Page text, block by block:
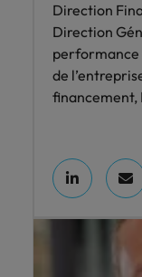
Direction
Direction
de
financement,